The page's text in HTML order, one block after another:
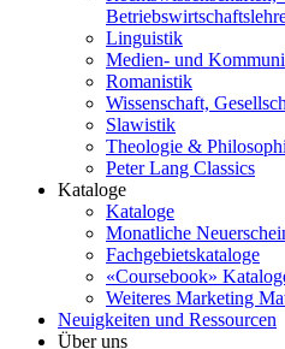
Linguistik
Medien- und
Romanistik
Wissenschaft,
Slawistik
Theologie &
Peter Lang Classics
Kataloge
Kataloge
Monatliche
Fachgebietskataloge
«Coursebook»
Weiteres Marketing
Neuigkeiten und Ressourcen
Über uns